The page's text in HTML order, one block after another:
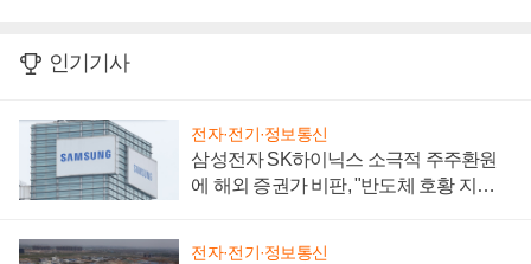
인기기사
전자·전기·정보통신
삼성전자 SK하이닉스 소극적 주주환원
에 해외 증권가 비판, "반도체 호황 지속
전자·전기·정보통신